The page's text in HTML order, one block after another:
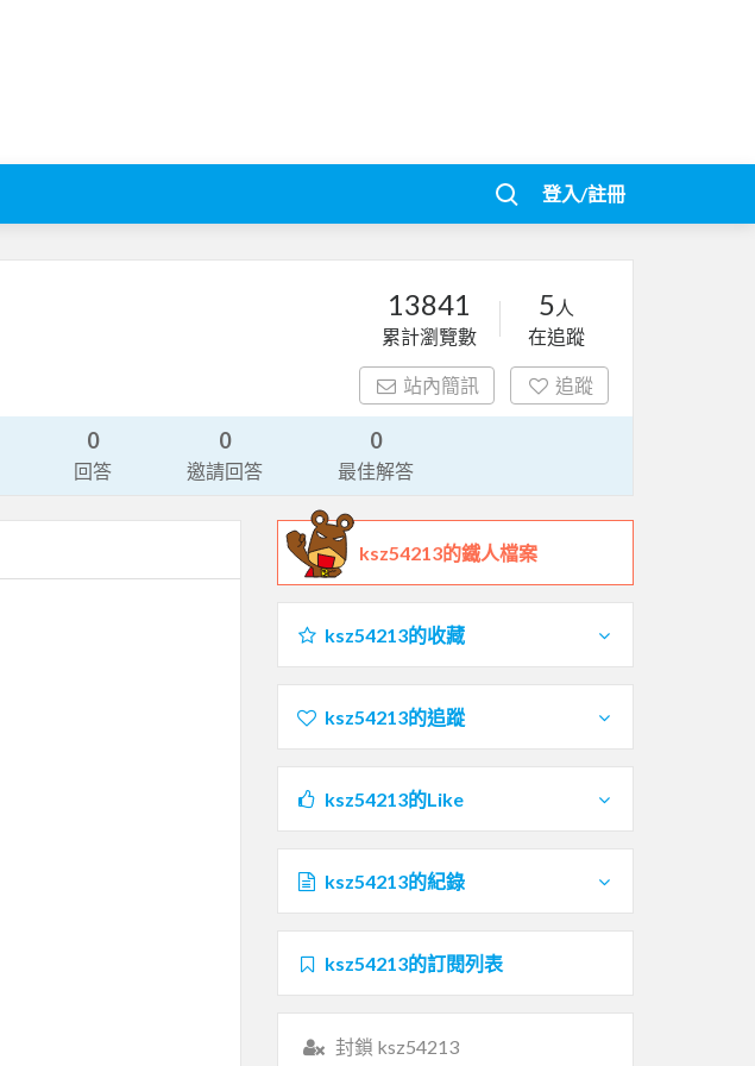
登入/註冊
13841
累計瀏覽數
5 人
在追蹤
站內簡訊 追蹤
0
回答
0
邀請回答
0
最佳解答
ksz54213的鐵人檔案
ksz54213的收藏
ksz54213的追蹤
ksz54213的Like
ksz54213的紀錄
ksz54213的訂閱列表
封鎖 ksz54213